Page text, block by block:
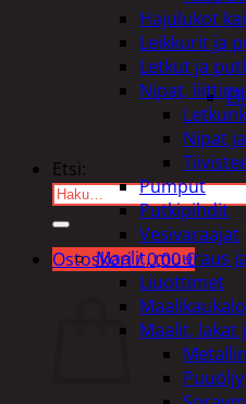
Etsi:
Ostoskori /0,00€
Hajulukot
Leikkurit ja
Letkut ja
Nipat,
Nipat
Pumput
Putkipihdit
Vesivaraajat
Maalit, muuraus
Liuottimet
Maalit, lakat